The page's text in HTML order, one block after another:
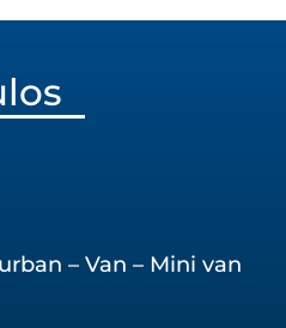
– Van – Mini van